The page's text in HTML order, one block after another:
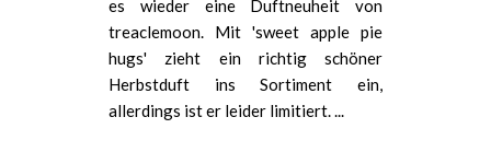
es wieder eine Duftneuheit von
treaclemoon. Mit 'sweet apple pie
hugs' zieht ein richtig schöner
Herbstduft ins Sortiment ein,
allerdings ist er leider limitiert. ...